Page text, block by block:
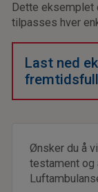
Dette eksemplet
tilpasses hver
Last ned
Ønsker du å
testament